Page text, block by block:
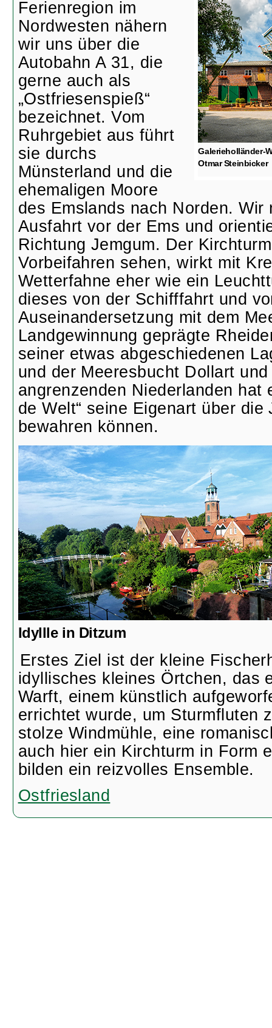
Galerieholländer-
Otmar Steinbicker
Ferienregion im
Nordwesten nähern
wir uns über die
Autobahn A 31, die
gerne auch als
„Ostfriesenspieß“
bezeichnet. Vom
Ruhrgebiet aus führt
sie durchs
Münsterland und die
ehemaligen Moore
des Emslands nach Norden. Wir
Ausfahrt vor der Ems und
Richtung Jemgum. Der
Vorbeifahren sehen, wirkt mit
Wetterfahne eher wie ein
dieses von der Schifffahrt und
Auseinandersetzung mit dem
Landgewinnung geprägte
seiner etwas abgeschiedenen
und der Meeresbucht Dollart und
angrenzenden Niederlanden hat
de Welt“ seine Eigenart über die
bewahren können.
Idyllle in Ditzum
Erstes Ziel ist der kleine
idyllisches kleines Örtchen, das
Warft, einem künstlich
errichtet wurde, um Sturmfluten
stolze Windmühle, eine
auch hier ein Kirchturm in Form
bilden ein reizvolles Ensemble.
Ostfriesland